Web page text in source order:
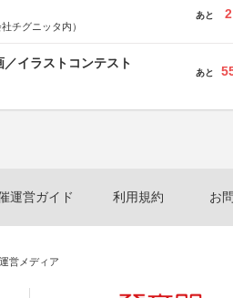
チグニッタ内）
あと 2
イラストコンテスト
あと
運営ガイド 利用規約 お
運営メディア